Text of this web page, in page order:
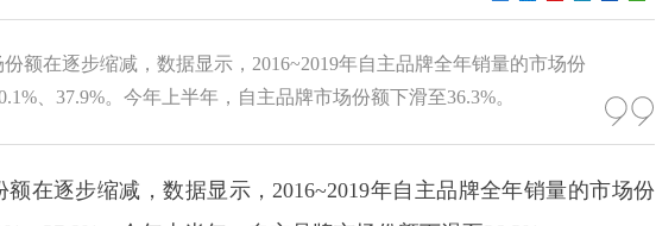
额在逐步缩减，数据显示，2016~2019年自主品牌全年销量的市场份
、37.9%。今年上半年，自主品牌市场份额下滑至36.3%。
在逐步缩减，数据显示，2016~2019年自主品牌全年销量的市场份